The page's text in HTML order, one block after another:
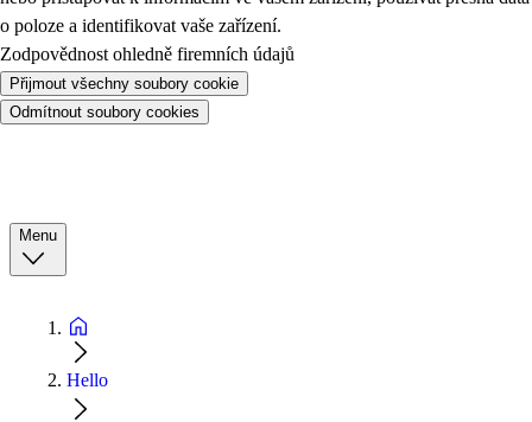
o poloze a identifikovat vaše zařízení.
Zodpovědnost ohledně firemních údajů
Přijmout všechny soubory cookie
Odmítnout soubory cookies
Menu
Hello